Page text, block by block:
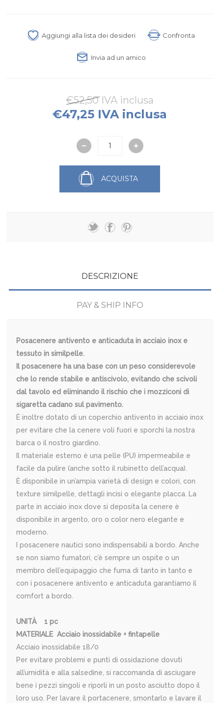
Aggiungi alla lista dei desideri Confronta
Invia ad un amico
€52,50 IVA inclusa
€47,25 IVA inclusa
ACQUISTA
DESCRIZIONE
PAY & SHIP INFO
Posacenere antivento e anticaduta in acciaio inox e
tessuto in similpelle.
Il posacenere ha una base con un peso considerevole
che lo rende stabile e antiscivolo, evitando che scivoli
dal tavolo ed eliminando il rischio che i mozziconi di
sigaretta cadano sul pavimento.
È inoltre dotato di un coperchio antivento in acciaio inox
per evitare che la cenere voli fuori e sporchi la nostra
barca o il nostro giardino.
Il materiale esterno è una pelle (PU) impermeabile e
facile da pulire (anche sotto il rubinetto dell’acqua).
È disponibile in un’ampia varietà di design e colori, con
texture similpelle, dettagli incisi o elegante placca. La
parte in acciaio inox dove si deposita la cenere è
disponibile in argento, oro o color nero elegante e
moderno.
I posacenere nautici sono indispensabili a bordo. Anche
se non siamo fumatori, c’è sempre un ospite o un
membro dell’equipaggio che fuma di tanto in tanto e
con i posacenere antivento e anticaduta garantiamo il
comfort a bordo.
UNITÀ 1 pc
MATERIALE Acciaio inossidabile + fintapelle
Acciaio inossidabile 18/0
Per evitare problemi e punti di ossidazione dovuti
all’umidità e alla salsedine, si raccomanda di asciugare
bene i pezzi singoli e riporli in un posto asciutto dopo il
loro uso. Per lavare il portacenere, smontarlo e lavare il